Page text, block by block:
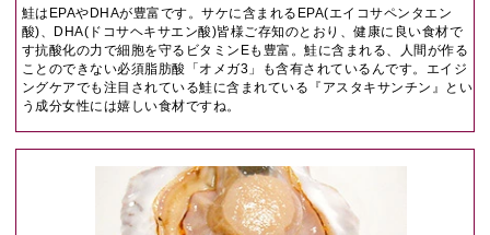
鮭はEPAやDHAが豊富です。サケに含まれるEPA(エイコサペンタエン
酸)、DHA(ドコサヘキサエン酸)皆様ご存知のとおり、健康に良い食材で
す抗酸化の力で細胞を守るビタミンEも豊富。鮭に含まれる、人間が作る
ことのできない必須脂肪酸「オメガ3」も含有されているんです。エイジ
ングケアでも注目されている鮭に含まれている『アスタキサンチン』とい
う成分女性には嬉しい食材ですね。